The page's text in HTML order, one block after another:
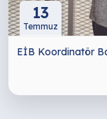
13
Temmuz
EİB Koordinatör